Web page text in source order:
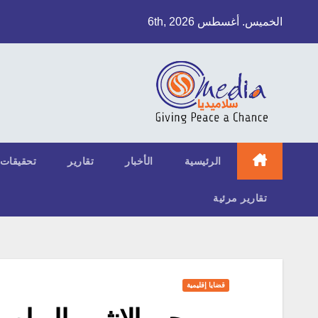
الخميس. أغسطس 6th, 2026
الرئيسية الأخبار تقارير تحقيقات
تقارير مرئية
قضايا إقليمية